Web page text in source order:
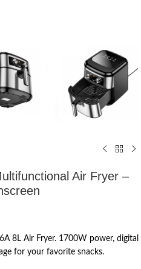
Air Fryer –
8L Air Fryer. 1700W power, digital
for your favorite snacks.